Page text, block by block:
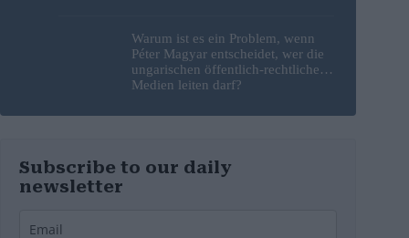
Warum ist es ein Problem, wenn
Péter Magyar entscheidet, wer die
ungarischen öffentlich-rechtlichen
Medien leiten darf?
Subscribe to our daily
newsletter